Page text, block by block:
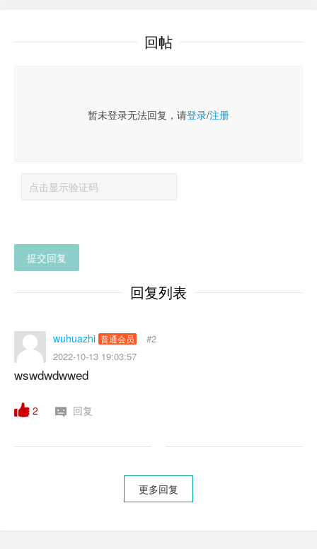
回帖
暂未登录无法回复，请登录/注册
提交回复
回复列表
wuhuazhi 普通会员
#2
2022-10-13 19:03:57
wswdwdwwed
2 回复
更多回复